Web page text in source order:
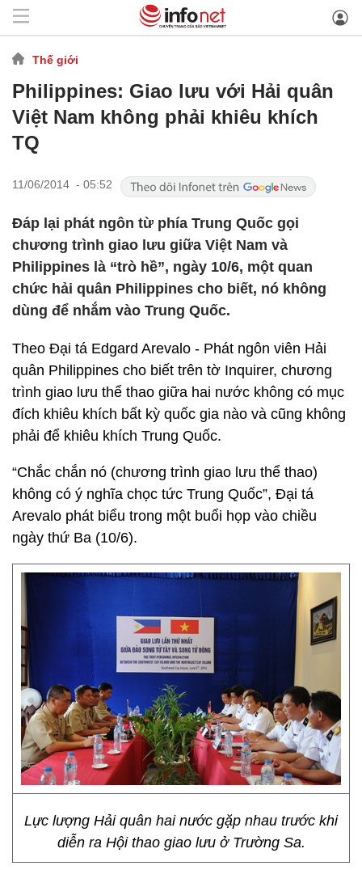
Thế giới
Philippines: Giao lưu với Hải quân
Việt Nam không phải khiêu khích
TQ
11/06/2014 - 05:52
Đáp lại phát ngôn từ phía Trung Quốc gọi
chương trình giao lưu giữa Việt Nam và
Philippines là “trò hề”, ngày 10/6, một quan
chức hải quân Philippines cho biết, nó không
dùng để nhắm vào Trung Quốc.
Theo Đại tá Edgard Arevalo - Phát ngôn viên Hải
quân Philippines cho biết trên tờ Inquirer, chương
trình giao lưu thể thao giữa hai nước không có mục
đích khiêu khích bất kỳ quốc gia nào và cũng không
phải để khiêu khích Trung Quốc.
“Chắc chắn nó (chương trình giao lưu thể thao)
không có ý nghĩa chọc tức Trung Quốc”, Đại tá
Arevalo phát biểu trong một buổi họp vào chiều
ngày thứ Ba (10/6).
Lực lượng Hải quân hai nước gặp nhau trước khi
diễn ra Hội thao giao lưu ở Trường Sa.